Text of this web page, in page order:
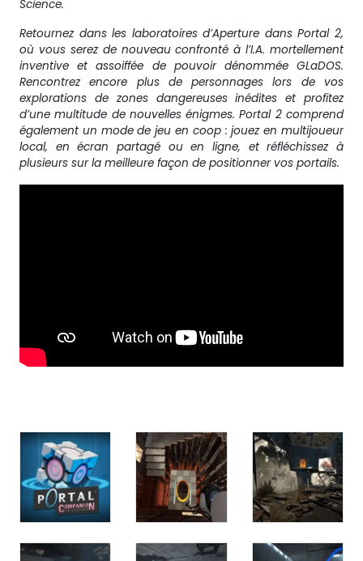
Science.
Retournez dans les laboratoires d’Aperture dans Portal 2,
où vous serez de nouveau confronté à l’I.A. mortellement
inventive et assoiffée de pouvoir dénommée GLaDOS.
Rencontrez encore plus de personnages lors de vos
explorations de zones dangereuses inédites et profitez
d’une multitude de nouvelles énigmes. Portal 2 comprend
également un mode de jeu en coop : jouez en multijoueur
local, en écran partagé ou en ligne, et réfléchissez à
plusieurs sur la meilleure façon de positionner vos portails.